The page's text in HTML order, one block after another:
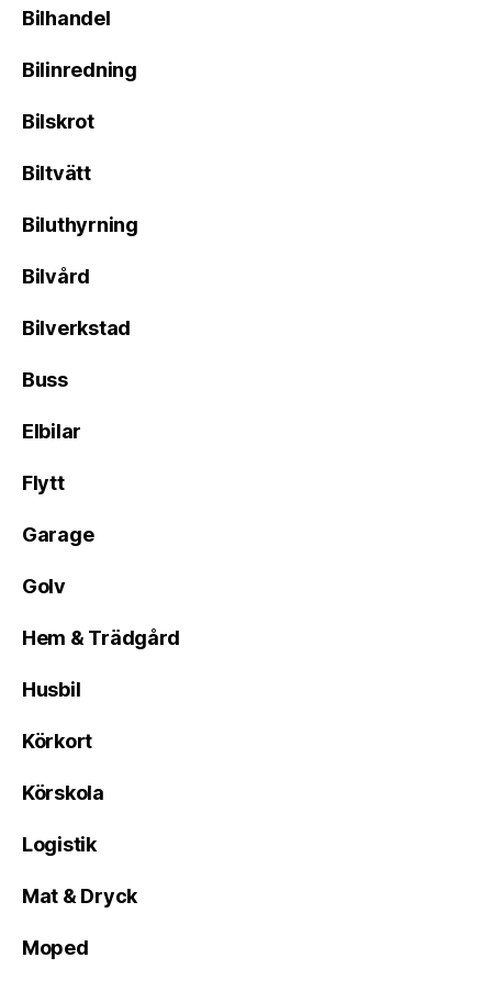
Bilhandel
Bilinredning
Bilskrot
Biltvätt
Biluthyrning
Bilvård
Bilverkstad
Buss
Elbilar
Flytt
Garage
Golv
Hem & Trädgård
Husbil
Körkort
Körskola
Logistik
Mat & Dryck
Moped